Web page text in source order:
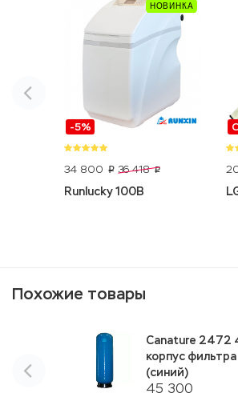
-5%
34 800 p 36 418 p
Runlucky 100B
Похожие товары
45 300
Canature 2472
корпус фильтра
(синий)